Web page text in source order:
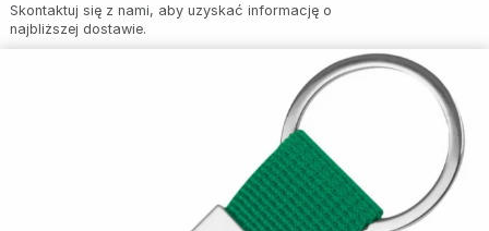
Skontaktuj się z nami, aby uzyskać informację o
najbliższej dostawie.